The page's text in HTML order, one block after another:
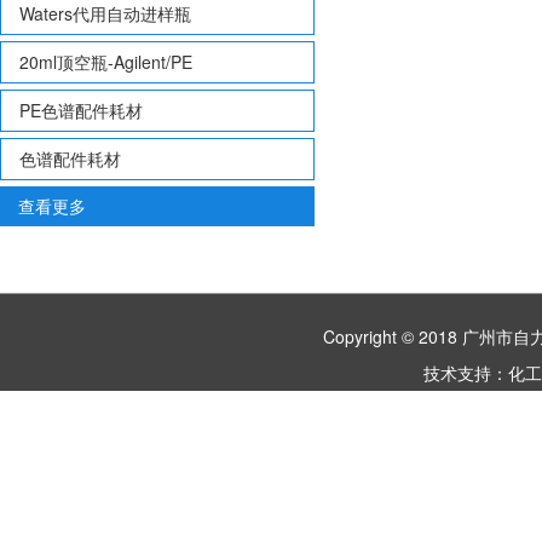
Waters代用自动进样瓶
20ml顶空瓶-Agilent/PE
PE色谱配件耗材
色谱配件耗材
查看更多
Copyright © 2018 广州市
技术支持： 化